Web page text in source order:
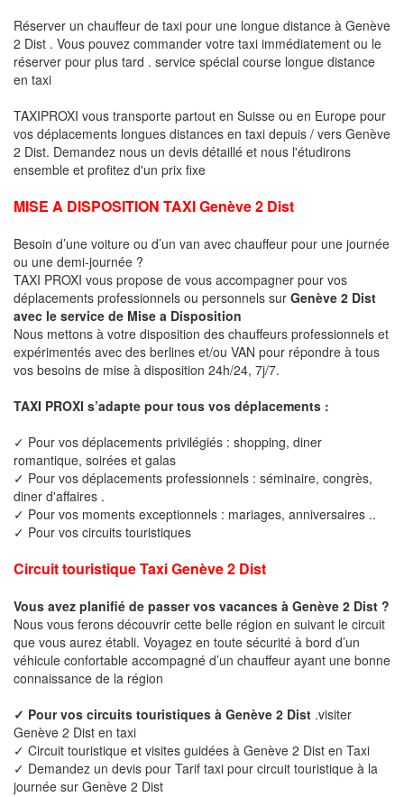
Réserver un chauffeur de taxi pour une longue distance à Genève
2 Dist . Vous pouvez commander votre taxi immédiatement ou le
réserver pour plus tard . service spécial course longue distance
en taxi
TAXIPROXI vous transporte partout en Suisse ou en Europe pour
vos déplacements longues distances en taxi depuis / vers Genève
2 Dist. Demandez nous un devis détaillé et nous l'étudirons
ensemble et profitez d'un prix fixe
MISE A DISPOSITION TAXI Genève 2 Dist
Besoin d’une voiture ou d’un van avec chauffeur pour une journée
ou une demi-journée ?
TAXI PROXI vous propose de vous accompagner pour vos
déplacements professionnels ou personnels sur Genève 2 Dist
avec le service de Mise a Disposition
Nous mettons à votre disposition des chauffeurs professionnels et
expérimentés avec des berlines et/ou VAN pour répondre à tous
vos besoins de mise à disposition 24h/24, 7j/7.
TAXI PROXI s’adapte pour tous vos déplacements :
✓ Pour vos déplacements privilégiés : shopping, diner
romantique, soirées et galas
✓ Pour vos déplacements professionnels : séminaire, congrès,
diner d'affaires .
✓ Pour vos moments exceptionnels : mariages, anniversaires ..
✓ Pour vos circuits touristiques
Circuit touristique Taxi Genève 2 Dist
Vous avez planifié de passer vos vacances à Genève 2 Dist ?
Nous vous ferons découvrir cette belle région en suivant le circuit
que vous aurez établi. Voyagez en toute sécurité à bord d’un
véhicule confortable accompagné d’un chauffeur ayant une bonne
connaissance de la région
✓ Pour vos circuits touristiques à Genève 2 Dist .visiter
Genève 2 Dist en taxi
✓ Circuit touristique et visites guidées à Genève 2 Dist en Taxi
✓ Demandez un devis pour Tarif taxi pour circuit touristique à la
journée sur Genève 2 Dist